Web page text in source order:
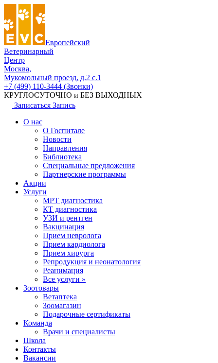
Европейский
Ветеринарный
Центр
Москва,
Мукомольный проезд, д.2 с.1
+7 (499) 110-3444 (Звонки)
КРУГЛОСУТОЧНО и БЕЗ ВЫХОДНЫХ
Записаться Запись
О нас
О Госпитале
Новости
Направления
Библиотека
Специальные предложения
Партнерские программы
Акции
Услуги
МРТ диагностика
КТ диагностика
УЗИ и рентген
Вакцинация
Прием невролога
Прием кардиолога
Прием хирурга
Репродукция и неонатология
Реанимация
Все услуги »
Зоотовары
Ветаптека
Зоомагазин
Подарочные сертификаты
Команда
Врачи и специалисты
Школа
Контакты
Вакансии